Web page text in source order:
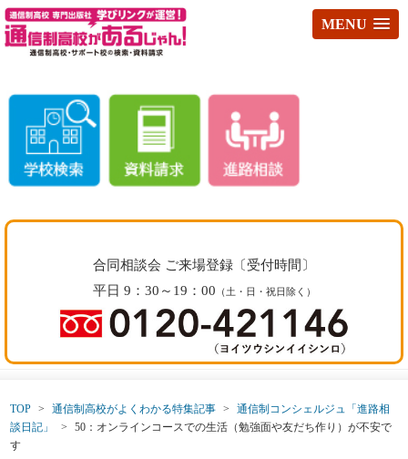
MENU
合同相談会 ご来場登録〔受付時間〕
平日 9：30～19：00 （土・日・祝日除く）
TOP > 通信制高校がよくわかる特集記事 >
通信制コンシェルジュ「進路相
談日記」
>
50：オンラインコースでの生活（勉強面や友だち作り）が不安で
す